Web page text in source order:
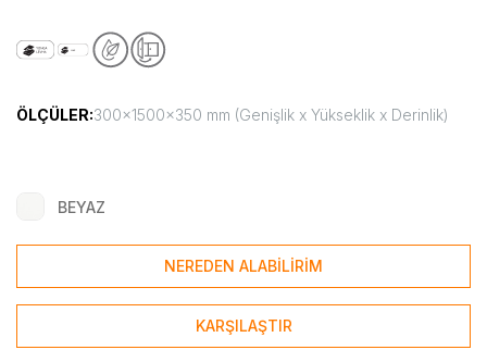
ÖLÇÜLER:300x1500x350 mm (Genişlik x Yükseklik x Derinlik)
BEYAZ
NEREDEN ALABİLİRİM
KARŞILAŞTIR